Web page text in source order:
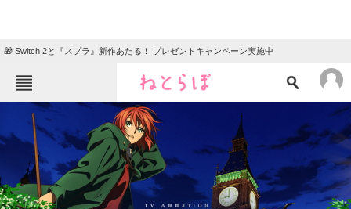
🎁 Switch 2と『スプラ』新作あたる！ プレゼントキャンペーン実施中
ねとらぼメニュー
エンタメ クイズ
グルメ 地域